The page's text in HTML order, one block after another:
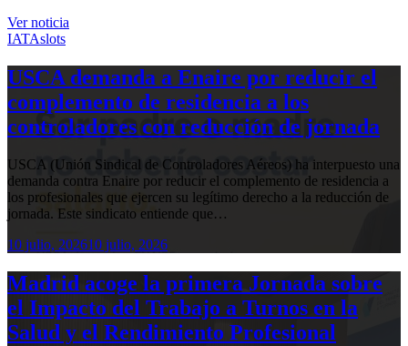
Ver noticia
IATAslots
USCA demanda a Enaire por reducir el
complemento de residencia a los
controladores con reducción de jornada
USCA (Unión Sindical de Controladores Aéreos) ha interpuesto una
demanda contra Enaire por reducir el complemento de residencia a
los profesionales que ejercen su legítimo derecho a la reducción de
jornada. Este sindicato entiende que…
10 julio, 202610 julio, 2026
Madrid acoge la primera Jornada sobre
el Impacto del Trabajo a Turnos en la
Salud y el Rendimiento Profesional